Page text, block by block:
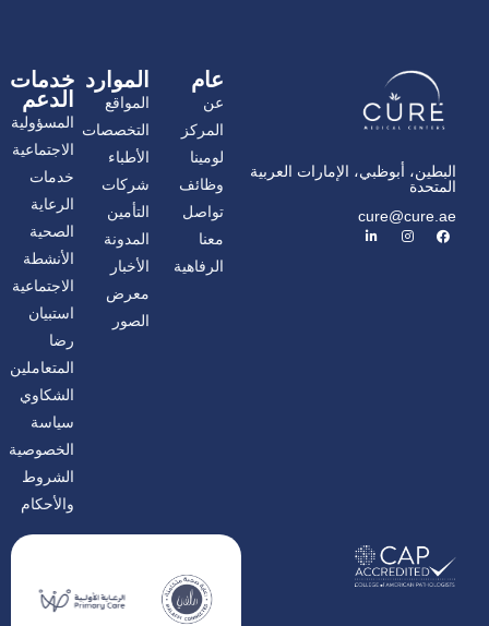
البطين، أبوظبي، الإمارات العربية
المتحدة
cure@cure.ae
ف
ي
ا
ن
ل
ي
عام
عن
المركز
لومينا
وظائف
تواصل
معنا
الرفاهية
الموارد
المواقع
التخصصات
الأطباء
شركات
التأمين
المدونة
الأخبار
معرض
الصور
خدمات
الدعم
المسؤولية
الاجتماعية
خدمات
الرعاية
الصحية
الأنشطة
الاجتماعية
استبيان
رضا
المتعاملين
الشكاوي
سياسة
الخصوصية
الشروط
والأحكام